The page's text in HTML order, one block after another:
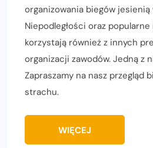
organizowania biegów
Niepodległości oraz popularne
korzystają również z innych
organizacji zawodów. Jedną z
Zapraszamy na nasz przegląd
strachu.
WIĘCEJ